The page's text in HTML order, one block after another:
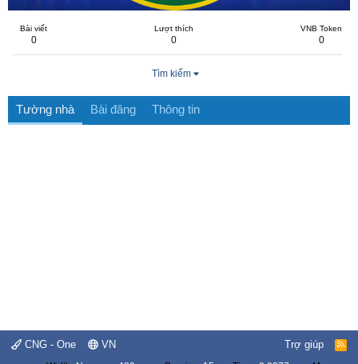
Bài viết
0
Lượt thích
0
VNB Token
0
Tìm kiếm
Tường nhà Bài đăng Thông tin
CNG - One VN Trợ giúp
R